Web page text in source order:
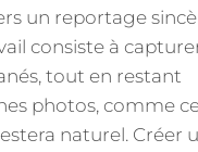
un reportage
consiste à
tout en restant
photos, comme
naturel.